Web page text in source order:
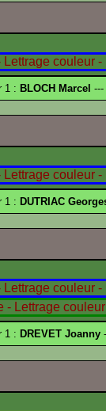
1 : BLOCH Marcel ---
1 : DUTRIAC
1 : DREVET Joanny